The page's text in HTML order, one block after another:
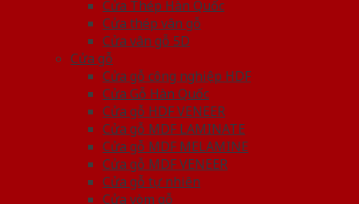
Cửa Thép Hàn Quốc
Cửa thép vân gỗ
Cửa vân gỗ 5D
Cửa gỗ
Cửa gỗ công nghiệp HDF
Cửa Gỗ Hàn Quốc
Cửa gỗ HDF VENEER
Cửa gỗ MDF LAMINATE
Cửa gỗ MDF MELAMINE
Cửa gỗ MDF VENEER
Cửa gỗ tự nhiên
Cửa vòm gỗ